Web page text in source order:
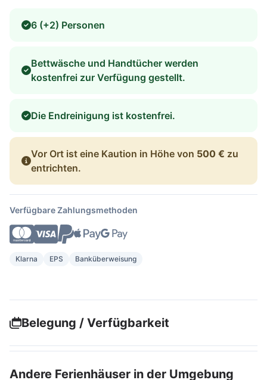
6 (+2) Personen
Bettwäsche und Handtücher werden
kostenfrei zur Verfügung gestellt.
Die Endreinigung ist kostenfrei.
Vor Ort ist eine Kaution in Höhe von 500 € zu
entrichten.
Verfügbare Zahlungsmethoden
Klarna EPS Banküberweisung
Belegung / Verfügbarkeit
Andere Ferienhäuser in der Umgebung